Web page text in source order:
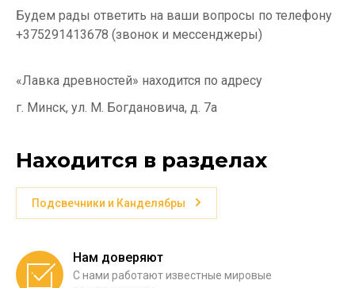
Будем рады ответить на ваши вопросы по телефону
+375291413678 (звонок и мессенджеры)
«Лавка древностей» находится по адресу
г. Минск, ул. М. Богдановича, д. 7а
Находится в разделах
Подсвечники и Канделябры
Нам доверяют
С нами работают известные мировые